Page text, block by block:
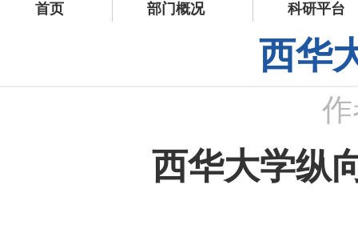
首页 部门概况 科研平台
西华
西华大学纵